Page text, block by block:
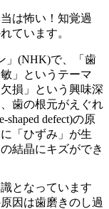
は怖い！知覚過
ています。
」(NHK)で、「歯
」というテーマ
損」という興味深
歯の根元がえぐれ
shaped defect)の原
「ひずみ」が生
結晶にキズができ
となっています
因は歯磨きのし過